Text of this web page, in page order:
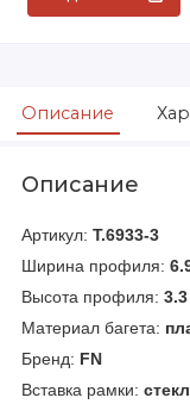
Описание
Описание
Артикул: Т.6933-3
Ширина профиля:
Высота профиля: 3.3
Материал багета:
Бренд: FN
Вставка рамки: